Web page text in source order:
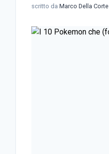
scritto da Marco Della Corte